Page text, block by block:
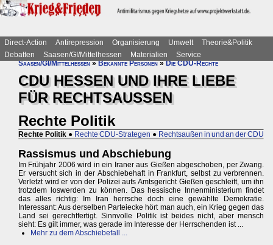
Direct-Action Antirepression Organisierung Umwelt
Theorie&Politik
Debatten
Saasen/GI/Mittelhessen Materialien
Service
Saasen/GI/Mittelhessen»Bekannte Personen»Die CDU-Rechte
CDU HESSEN UND IHRE LIEBE
FÜR RECHTSAUSSEN
Rechte Politik
Rechte Politik ● Rechte CDU-Strategen ● Rechtsaußen in und an der CDU
Rassismus und Abschiebung
Im Frühjahr 2006 wird in ein Iraner aus Gießen abgeschoben, per Zwang.
Er versucht sich in der Abschiebehaft in Frankfurt, selbst zu verbrennen.
Verletzt wird er von der Polizei aufs Amtsgericht Gießen geschleift, um ihn
trotzdem loswerden zu können. Das hessische Innenministerium findet
das alles richtig: Im Iran herrsche doch eine gewählte Demokratie.
Interessant: Aus derselben Parteiecke hört man auch, ein Krieg gegen das
Land sei gerechtfertigt. Sinnvolle Politik ist beides nicht, aber mensch
sieht: Es gilt immer, was gerade im Interesse der Herrschenden ist ...
Mehr zu dem Abschiebefall ...